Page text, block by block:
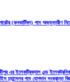
(কনভার্টিবল) পদে অভ্যন্তরীণ
এর ইলেকট্রিক্যাল এন্ড ইলেকট্রনিক
চ্যান্সেলর পদে যোগদান সংক্রান্ত